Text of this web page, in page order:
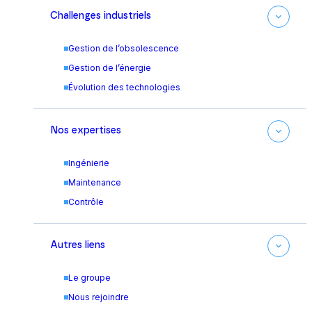
Challenges industriels
Gestion de l’obsolescence
Gestion de l’énergie
Évolution des technologies
Nos expertises
Ingénierie
Maintenance
Contrôle
Autres liens
Le groupe
Nous rejoindre